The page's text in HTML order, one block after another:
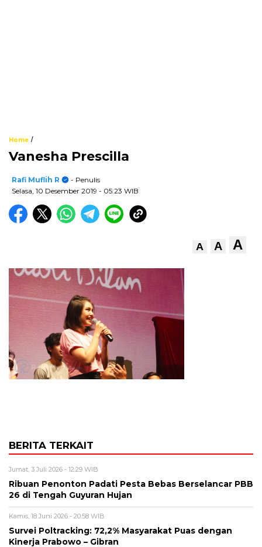
Home /
Vanesha Prescilla
Rafi Muflih R
- Penulis
Selasa, 10 Desember 2019 - 05:23 WIB
A A A
BERITA TERKAIT
Jumat, 3 Juli 2026 - 12:29 WIB
Ribuan Penonton Padati Pesta Bebas Berselancar PBB
26 di Tengah Guyuran Hujan
Kamis, 18 Juni 2026 - 20:58 WIB
Survei Poltracking: 72,2% Masyarakat Puas dengan
Kinerja Prabowo – Gibran